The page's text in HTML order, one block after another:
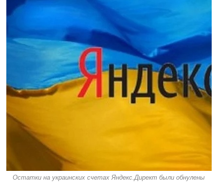
Остатки на украинских счетах Яндекс.Директ были обнулены